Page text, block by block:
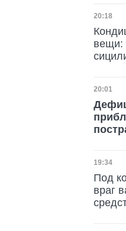
Дата
20:18
вещи:
Дата
20:01
Дата
19:34
Под
враг